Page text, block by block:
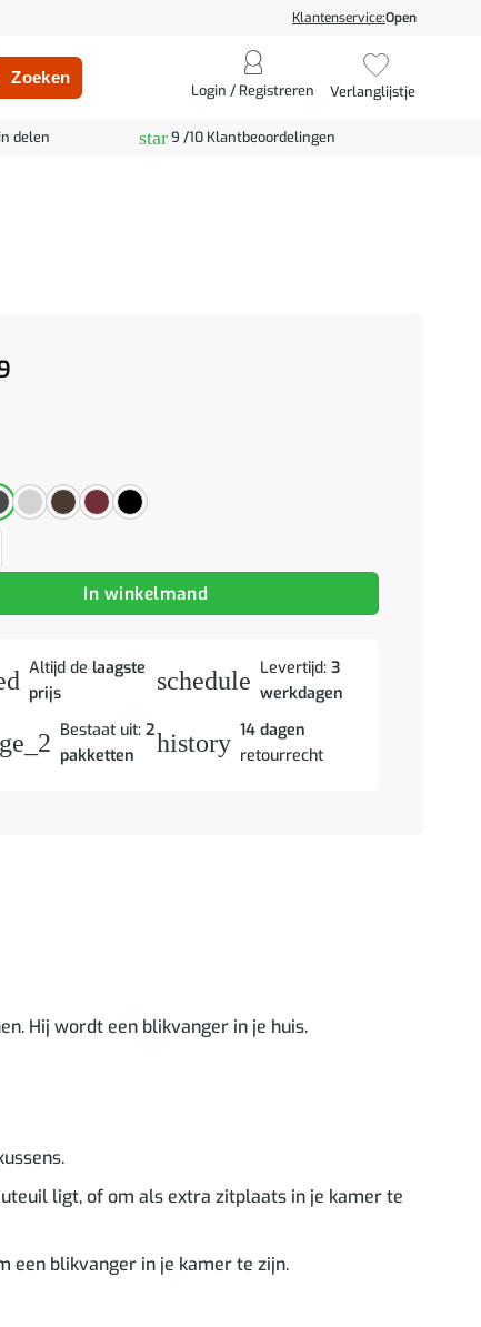
Klantenservice:Open
Login / Registreren Verlanglijstje
delen star9 /10 Klantbeoordelingen
met voetenbank 180 cm stof wijnrood aantal
In winkelmand
Altijd de laagste
prijs
schedule Levertijd:3
werkdagen
Bestaat uit: 2
pakketten
history 14 dagen
retourrecht
Hij wordt een blikvanger in je huis.
ligt, of om als extra zitplaats in je kamer te
een blikvanger in je kamer te zijn.